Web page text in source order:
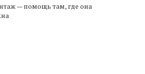
— помощь там, где она